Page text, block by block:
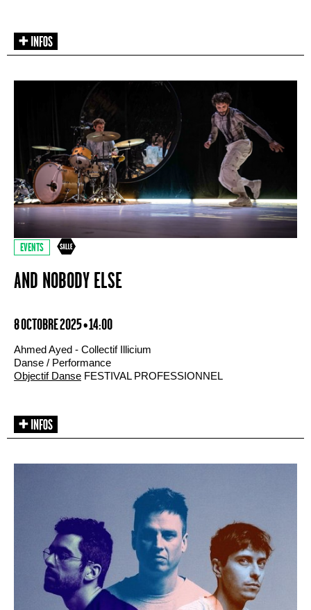
EVENTS
AND NOBODY ELSE
8 OCTOBRE 2025 • 14:00
Ahmed Ayed - Collectif Illicium
Danse / Performance
Objectif Danse FESTIVAL PROFESSIONNEL